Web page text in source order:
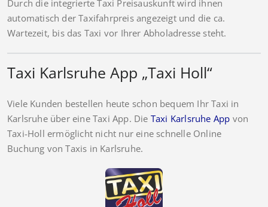
Durch die integrierte Taxi Preisauskunft wird ihnen
automatisch der Taxifahrpreis angezeigt und die ca.
Wartezeit, bis das Taxi vor Ihrer Abholadresse steht.
Taxi Karlsruhe App „Taxi Holl“
Viele Kunden bestellen heute schon bequem Ihr Taxi in
Karlsruhe über eine Taxi App. Die Taxi Karlsruhe App von
Taxi-Holl ermöglicht nicht nur eine schnelle Online
Buchung von Taxis in Karlsruhe.